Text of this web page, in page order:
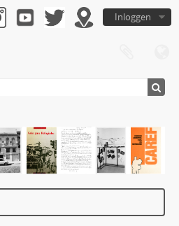
Inloggen